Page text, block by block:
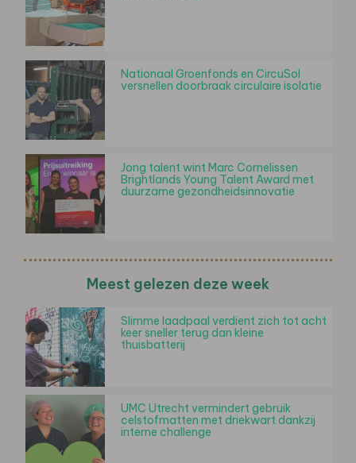
Nationaal Groenfonds en CircuSol
versnellen doorbraak circulaire isolatie
Jong talent wint Marc Cornelissen
Brightlands Young Talent Award met
duurzame gezondheidsinnovatie
Meest gelezen deze week
Slimme laadpaal verdient zich tot acht
keer sneller terug dan kleine
thuisbatterij
UMC Utrecht vermindert gebruik
celstofmatten met driekwart dankzij
interne challenge